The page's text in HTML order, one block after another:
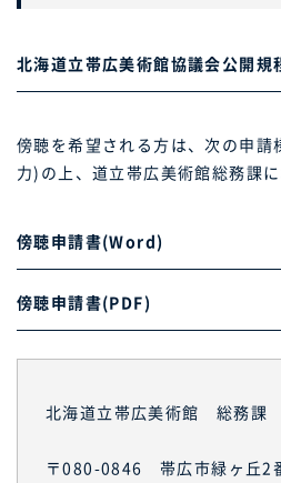
北海道立帯広美術館協議会公開規
傍聴を希望される方は、次の申請
力)の上、道立帯広美術館総務課に
傍聴申請書(Word)
傍聴申請書(PDF)
北海道立帯広美術館 総務課
〒080-0846 帯広市緑ヶ丘2